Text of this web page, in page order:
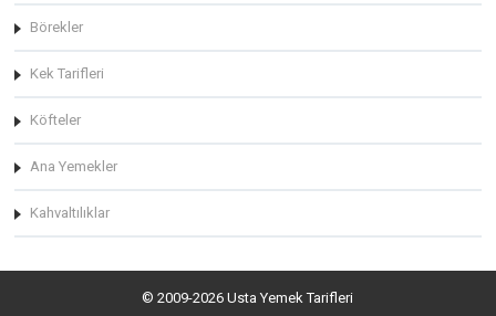
Börekler
Kek Tarifleri
Köfteler
Ana Yemekler
Kahvaltılıklar
© 2009-2026 Usta Yemek Tarifleri